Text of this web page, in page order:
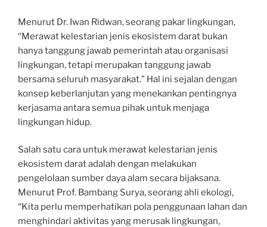
Menurut Dr. Iwan Ridwan, seorang pakar lingkungan,
“Merawat kelestarian jenis ekosistem darat bukan
hanya tanggung jawab pemerintah atau organisasi
lingkungan, tetapi merupakan tanggung jawab
bersama seluruh masyarakat.” Hal ini sejalan dengan
konsep keberlanjutan yang menekankan pentingnya
kerjasama antara semua pihak untuk menjaga
lingkungan hidup.
Salah satu cara untuk merawat kelestarian jenis
ekosistem darat adalah dengan melakukan
pengelolaan sumber daya alam secara bijaksana.
Menurut Prof. Bambang Surya, seorang ahli ekologi,
“Kita perlu memperhatikan pola penggunaan lahan dan
menghindari aktivitas yang merusak lingkungan,